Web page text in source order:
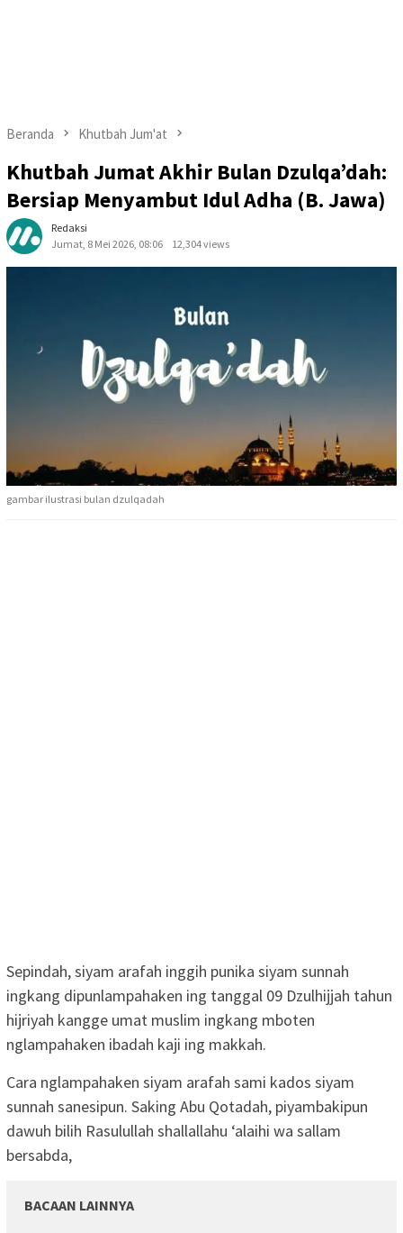
Beranda Khutbah Jum'at
Khutbah Jumat Akhir Bulan Dzulqa’dah:
Bersiap Menyambut Idul Adha (B. Jawa)
Redaksi
Jumat, 8 Mei 2026, 08:06
12,304 views
gambar ilustrasi bulan dzulqadah
Sepindah, siyam arafah inggih punika siyam sunnah
ingkang dipunlampahaken ing tanggal 09 Dzulhijjah tahun
hijriyah kangge umat muslim ingkang mboten
nglampahaken ibadah kaji ing makkah.
Cara nglampahaken siyam arafah sami kados siyam
sunnah sanesipun. Saking Abu Qotadah, piyambakipun
dawuh bilih Rasulullah shallallahu ‘alaihi wa sallam
bersabda,
BACAAN LAINNYA